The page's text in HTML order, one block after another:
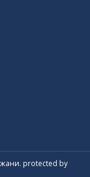
protected by